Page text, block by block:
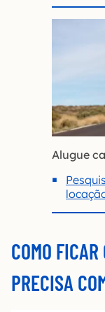
Alugue
COMO
PRECISA